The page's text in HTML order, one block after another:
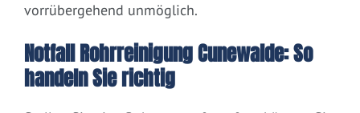
vorrübergehend unmöglich.
Notfall Rohrreinigung Cunewalde: So
handeln Sie richtig